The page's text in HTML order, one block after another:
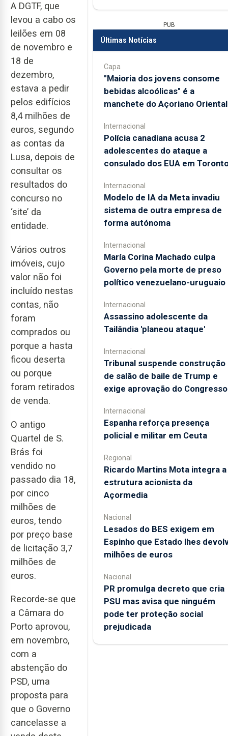
A DGTF, que
levou a cabo os
leilões em 08
de novembro e
18 de
dezembro,
estava a pedir
pelos edifícios
8,4 milhões de
euros, segundo
as contas da
Lusa, depois de
consultar os
resultados do
concurso no
‘site’ da
entidade.
Vários outros
imóveis, cujo
valor não foi
incluído nestas
contas, não
foram
comprados ou
porque a hasta
ficou deserta
ou porque
foram retirados
de venda.
O antigo
Quartel de S.
Brás foi
vendido no
passado dia 18,
por cinco
milhões de
euros, tendo
por preço base
de licitação 3,7
milhões de
euros.
Recorde-se que
a Câmara do
Porto aprovou,
em novembro,
com a
abstenção do
PSD, uma
proposta para
que o Governo
cancelasse a
PUB
Últimas Notícias
Capa
"Maioria dos jovens consome
bebidas alcoólicas" é a
manchete do Açoriano Oriental
Internacional
Polícia canadiana acusa 2
adolescentes do ataque a
consulado dos EUA em
Internacional
Modelo de IA da Meta invadiu
sistema de outra empresa de
forma autónoma
Internacional
María Corina Machado culpa
Governo pela morte de preso
político venezuelano-uruguaio
Internacional
Assassino adolescente da
Tailândia 'planeou ataque'
Internacional
Tribunal suspende construção
de salão de baile de Trump e
exige aprovação do Congresso
Internacional
Espanha reforça presença
policial e militar em Ceuta
Regional
Ricardo Martins Mota integra a
estrutura acionista da
Açormedia
Nacional
Lesados do BES exigem em
Espinho que Estado lhes
milhões de euros
Nacional
PR promulga decreto que cria
PSU mas avisa que ninguém
pode ter proteção social
prejudicada